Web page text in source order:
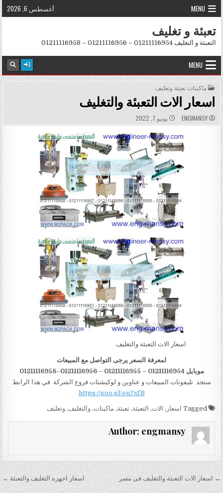
Skip to content
MENU أغسطس 6, 2026
تعبئة و تغليف
التعبئة و التغليف 01211116954 – 01211116956 – 01211116958
MENU
POSTED IN
ماكينات تعبئة وتغليف
اسعار الات التعبئة والتغليف
AUTHOR:
ENGMANSY
PUBLISHED DATE:
يونيو 7, 2022
اسعار الات التعبئة والتغليف
لمعرفة السعر يرجى التواصل مع المبيعات
موبايل 01211116954 – 01211116955 – 01211116956–01211116958
ستجد تليفونات المبيعات و عناوين و لوكيشنات فروع الشركة في هذا الرابط
https://goo.gl/en7xfB
Tagged اسعار , الات, التعبئة,تعبئة, ماكينات,والتغليف,وتغليف
Author: engmansy
تصفّح المقالات اسعار اجهزه التغليف والتعبئة → ← اسعار الات التعبئة والتغليف فى مصر